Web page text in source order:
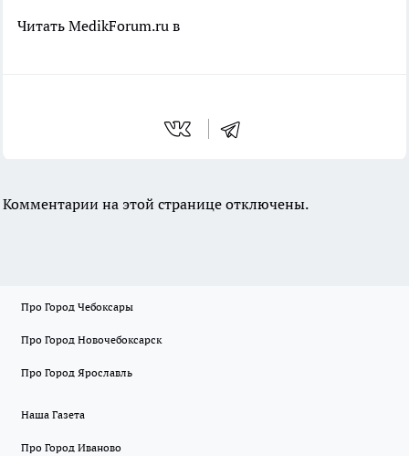
Читать MedikForum.ru в
Комментарии на этой странице отключены.
Про Город Чебоксары
Про Город Новочебоксарск
Про Город Ярославль
Наша Газета
Про Город Иваново